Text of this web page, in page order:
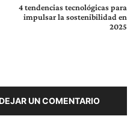
4 tendencias tecnológicas para
impulsar la sostenibilidad en
2025
UN COMENTARIO